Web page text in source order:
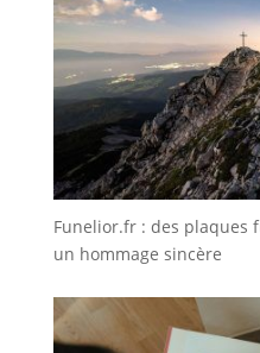
Funelior.fr : des plaques
un hommage sincère